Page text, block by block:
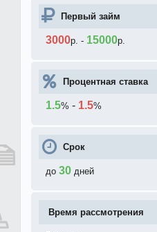
Первый займ
3000р. - 15000р.
Процентная ставка
1.5% - 1.5%
Срок
до 30 дней
Время рассмотрения